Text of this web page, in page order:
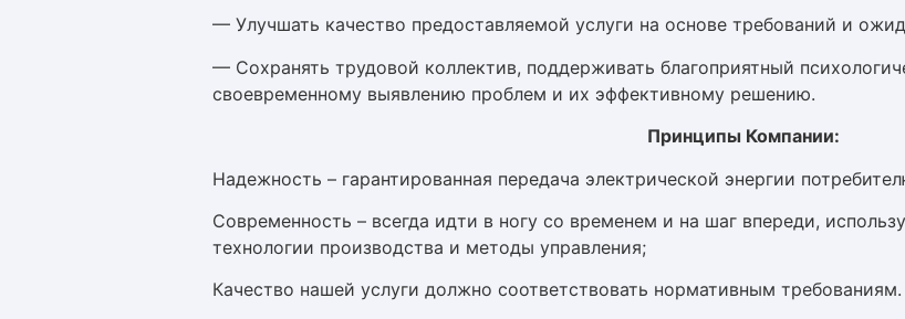
— Улучшать качество предоставляемой услуги на основе требований и
— Сохранять трудовой коллектив, поддерживать благоприятный
своевременному выявлению проблем и их эффективному решению.
Принципы Компании:
Надежность – гарантированная передача электрической энергии
Современность – всегда идти в ногу со временем и на шаг впереди,
технологии производства и методы управления;
Качество нашей услуги должно соответствовать нормативным требованиям.